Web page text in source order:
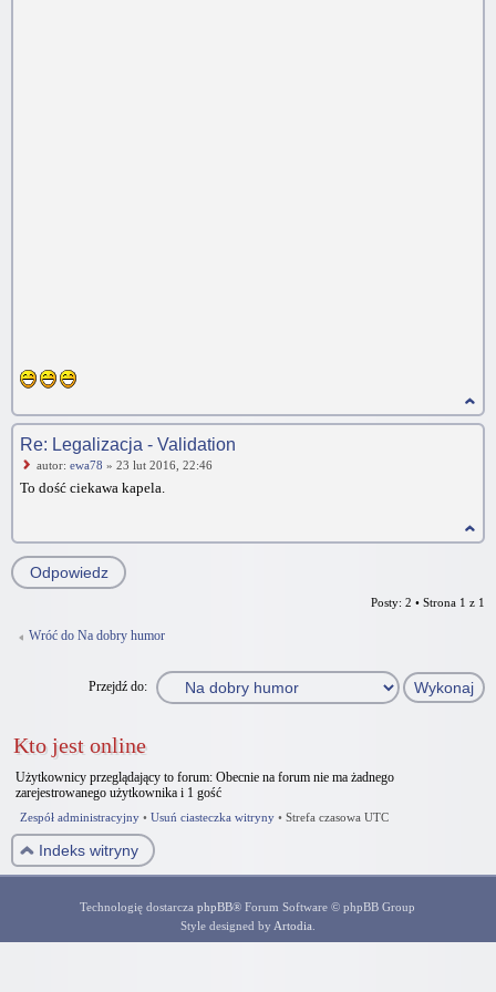
Re: Legalizacja - Validation
autor: ewa78 » 23 lut 2016, 22:46
To dość ciekawa kapela.
Odpowiedz
Posty: 2 • Strona 1 z 1
Wróć do Na dobry humor
Przejdź do:
Kto jest online
Użytkownicy przeglądający to forum: Obecnie na forum nie ma żadnego
zarejestrowanego użytkownika i 1 gość
Zespół administracyjny • Usuń ciasteczka witryny • Strefa czasowa UTC
Indeks witryny
Technologię dostarczaphpBB® Forum Software © phpBB Group
Style designed by Artodia